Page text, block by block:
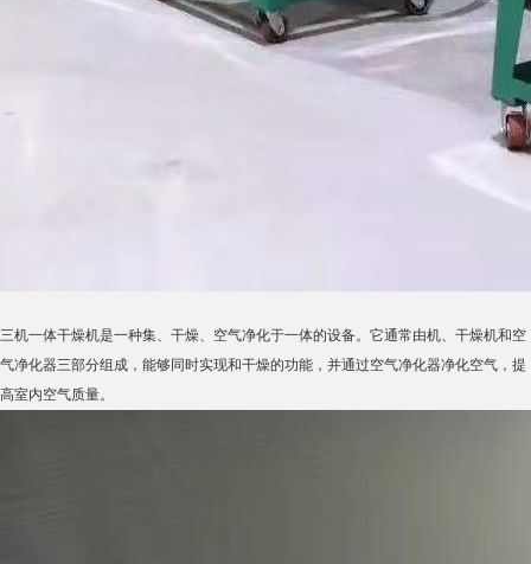
三机一体干燥机是一种集、干燥、空气净化于一体的设备。它通常由机、干燥机和空
气净化器三部分组成，能够同时实现和干燥的功能，并通过空气净化器净化空气，提
高室内空气质量。